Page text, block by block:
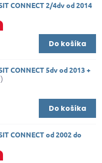
CONNECT 2/4dv od 2014
Do košíka
CONNECT 5dv od 2013 +
Do košíka
CONNECT od 2002 do